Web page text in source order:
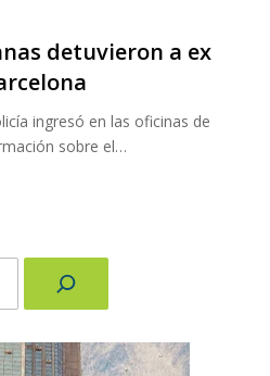
detuvieron a ex
ingresó en las oficinas de
sobre el…